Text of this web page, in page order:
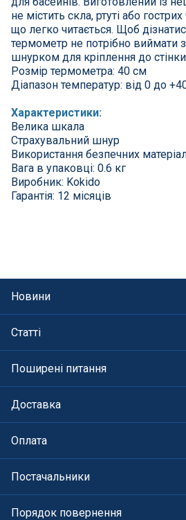
СПА басейни
Осушувачі повітря
Меблі для басейну
Гідроізоляція і будівельна хімія
Вогнища та каміни
Труби і фіттінги
не містить скла, ртуті або
що легко читається. Щоб
термометр не потрібно виймати
шнурком для кріплення до
Розмір термометра: 40 см
Діапазон температур: від 0 до
Характеристики:
Велика шкала
Страхувальний шнур
Використання безпечних
Вага в упаковці: 0.6 кг
Виробник: Kokido
Гарантія: 12 місяців
Новини
Статті
Поширені питання
Доставка
Оплата
Постачальники
Порядок повернення